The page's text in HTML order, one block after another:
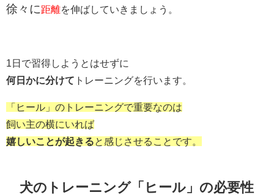
徐々に距離を伸ばしていきましょう。
1日で習得しようとはせずに
何日かに分けて トレーニングを行います。
「ヒール」のトレーニングで重要なのは
飼い主の横にいれば
嬉しいことが起きると感じさせることです。
犬のトレーニング「ヒール」の必要性